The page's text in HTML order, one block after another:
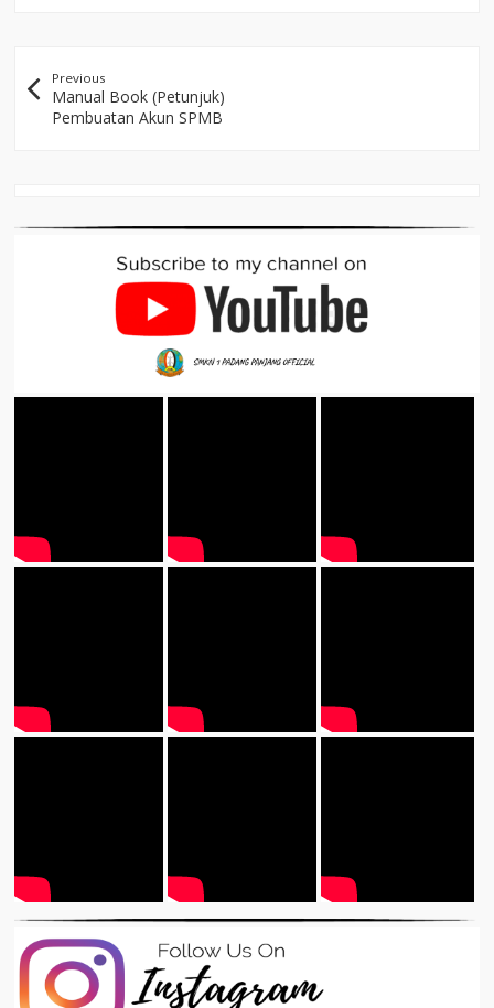
Previous
Manual Book (Petunjuk)
Pembuatan Akun SPMB